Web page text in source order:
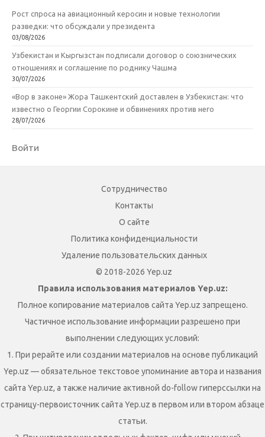
Рост спроса на авиационный керосин и новые технологии
разведки: что обсуждали у президента
03/08/2026
Узбекистан и Кыргызстан подписали договор о союзнических
отношениях и соглашение по роднику Чашма
30/07/2026
«Вор в законе» Жора Ташкентский доставлен в Узбекистан: что
известно о Георгии Сорокине и обвинениях против него
28/07/2026
Войти
Сотрудничество
Контакты
О сайте
Политика конфиденциальности
Удаление пользовательских данных
© 2018-2026 Yep.uz
Правила использования материалов Yep.uz:
Полное копирование материалов сайта Yep.uz запрещено.
Частичное использование информации разрешено при
выполнении следующих условий:
1. При рерайте или создании материалов на основе публикаций
Yep.uz — обязательное текстовое упоминание автора и названия
сайта Yep.uz, а также наличие активной do-follow гиперссылки на
страницу-первоисточник сайта Yep.uz в первом или втором абзаце
статьи.